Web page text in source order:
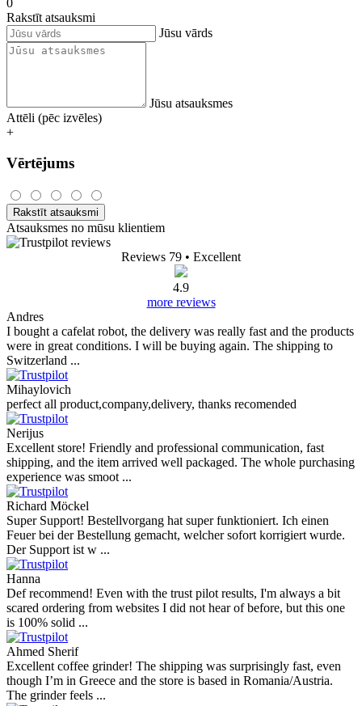
Rakstīt atsauksmi
Jūsu vārds
Jūsu atsauksmes
Attēli (pēc izvēles)
+
Vērtējums
Rakstīt atsauksmi
Atsauksmes no mūsu klientiem
Reviews 79 • Excellent
4.9
more reviews
Andres
I bought a cafelat robot, the delivery was really fast and the products
were in great conditions. I will be buying again. The shipping to
Switzerland ...
Mihaylovich
perfect all product,company,delivery, thanks recomended
Nerijus
Excellent store! Friendly and professional communication, fast
shipping, and the item arrived well packaged. The whole purchasing
experience was smoot ...
Richard Möckel
Super Support! Bestellvorgang hat super funktioniert. Ich einen
Feuer bei der Bestellung gemacht, welcher sofort korrigiert wurde.
Der Support ist w ...
Hanna
Def recommend! Even with the trust pilot results, I'm always a bit
scared ordering from websites I did not hear of before, but this one
is 100% solid ...
Ahmed Sherif
Excellent coffee grinder! The shipping was surprisingly fast, even
though I’m in Greece and the store is based in Romania/Austria.
The grinder feels ...